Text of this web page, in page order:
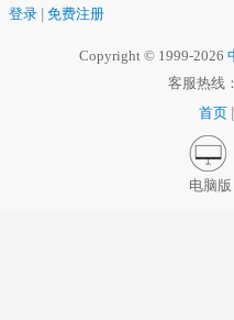
登录 免费注册
Copyright © 1999-2026
客服热线：
首页
电脑版